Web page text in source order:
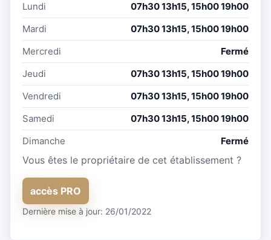
Lundi
07h30 13h15, 15h00 19h00
Mardi
07h30 13h15, 15h00 19h00
Mercredi
Fermé
Jeudi
07h30 13h15, 15h00 19h00
Vendredi
07h30 13h15, 15h00 19h00
Samedi
07h30 13h15, 15h00 19h00
Dimanche
Fermé
Vous êtes le propriétaire de cet établissement ?
accès PRO
Dernière mise à jour: 26/01/2022